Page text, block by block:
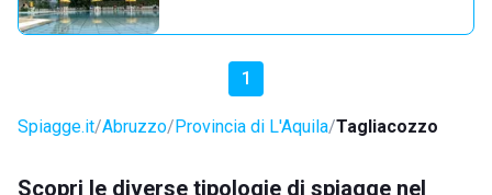
1
Spiagge.it Abruzzo Provincia di L'Aquila Tagliacozzo
Scopri le diverse tipologie di spiagge nel